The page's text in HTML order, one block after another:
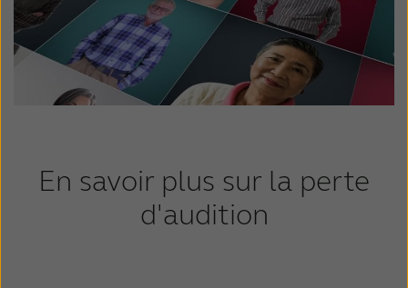
En savoir plus sur la perte
d'audition